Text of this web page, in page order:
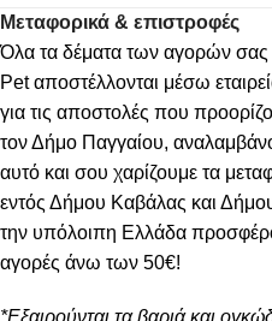
Μεταφορικά & επιστροφές
Όλα τα δέματα των αγορών
Pet αποστέλλονται μέσω
για τις αποστολές που
τον Δήμο Παγγαίου,
αυτό και σου χαρίζουμε τα
εντός Δήμου Καβάλας και
την υπόλοιπη Ελλάδα
αγορές άνω των 50€!
*Εξαιρούνται τα βαριά και